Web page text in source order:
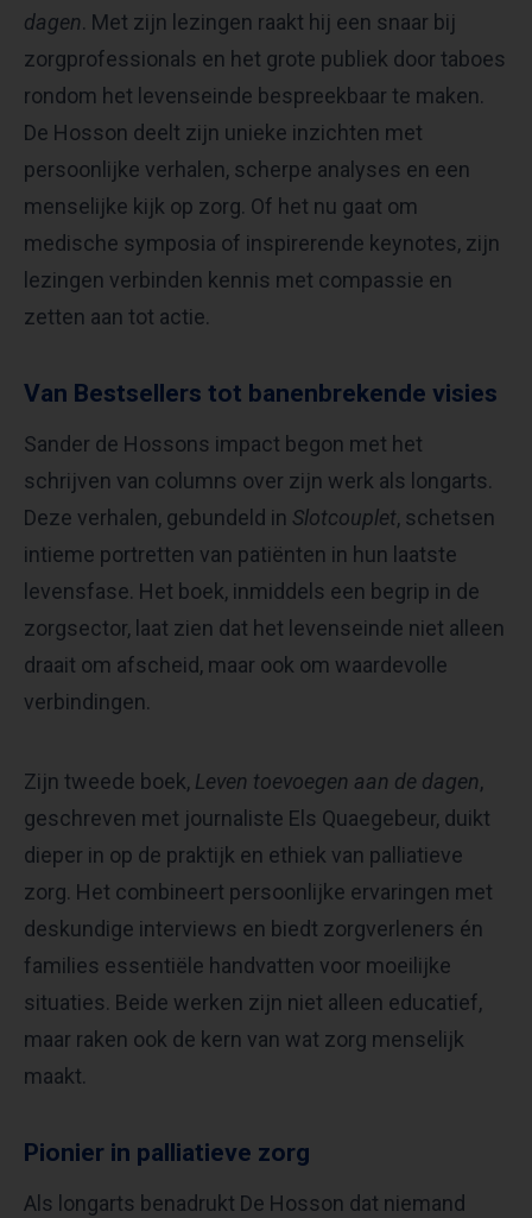
dagen. Met zijn lezingen raakt hij een snaar bij
zorgprofessionals en het grote publiek door taboes
rondom het levenseinde bespreekbaar te maken.
De Hosson deelt zijn unieke inzichten met
persoonlijke verhalen, scherpe analyses en een
menselijke kijk op zorg. Of het nu gaat om
medische symposia of inspirerende keynotes, zijn
lezingen verbinden kennis met compassie en
zetten aan tot actie.
Van Bestsellers tot banenbrekende visies
Sander de Hossons impact begon met het
schrijven van columns over zijn werk als longarts.
Deze verhalen, gebundeld in Slotcouplet, schetsen
intieme portretten van patiënten in hun laatste
levensfase. Het boek, inmiddels een begrip in de
zorgsector, laat zien dat het levenseinde niet alleen
draait om afscheid, maar ook om waardevolle
verbindingen.
Zijn tweede boek, Leven toevoegen aan de dagen,
geschreven met journaliste Els Quaegebeur, duikt
dieper in op de praktijk en ethiek van palliatieve
zorg. Het combineert persoonlijke ervaringen met
deskundige interviews en biedt zorgverleners én
families essentiële handvatten voor moeilijke
situaties. Beide werken zijn niet alleen educatief,
maar raken ook de kern van wat zorg menselijk
maakt.
Pionier in palliatieve zorg
Als longarts benadrukt De Hosson dat niemand